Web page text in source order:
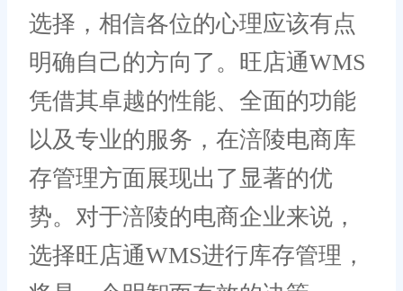
选择，相信各位的心理应该有点
明确自己的方向了。旺店通WMS
凭借其卓越的性能、全面的功能
以及专业的服务，在涪陵电商库
存管理方面展现出了显著的优
势。对于涪陵的电商企业来说，
选择旺店通WMS进行库存管理，